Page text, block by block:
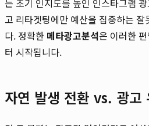
고 리타겟팅에만 예산을 집중하는
다. 정확한 메타광고분석은 이러한
터 시작됩니다.
자연 발생 전환 vs. 광고